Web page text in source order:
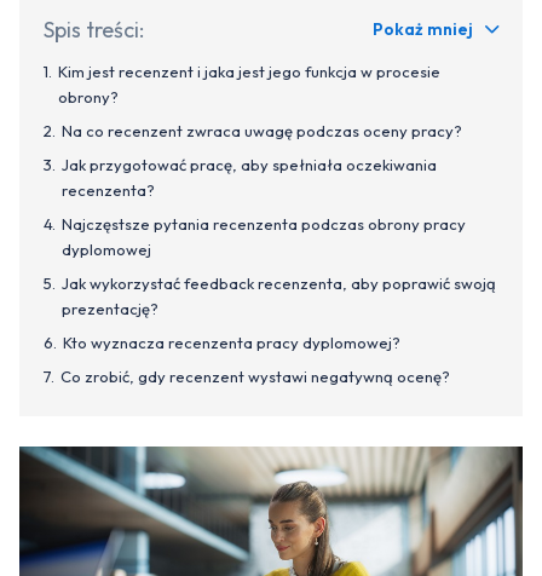
Spis treści: Pokaż mniej
Kim jest recenzent i jaka jest jego funkcja w procesie
obrony?
Na co recenzent zwraca uwagę podczas oceny pracy?
Jak przygotować pracę, aby spełniała oczekiwania
recenzenta?
Najczęstsze pytania recenzenta podczas obrony pracy
dyplomowej
Jak wykorzystać feedback recenzenta, aby poprawić swoją
prezentację?
Kto wyznacza recenzenta pracy dyplomowej?
Co zrobić, gdy recenzent wystawi negatywną ocenę?